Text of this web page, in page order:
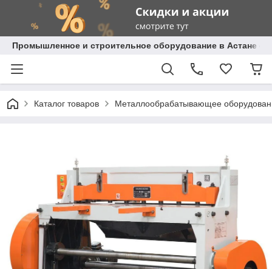
Промышленное и строительное оборудование в Астане с
Каталог товаров Металлообрабатывающее